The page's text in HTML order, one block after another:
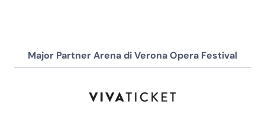
Major Partner Arena di Verona Opera Festival